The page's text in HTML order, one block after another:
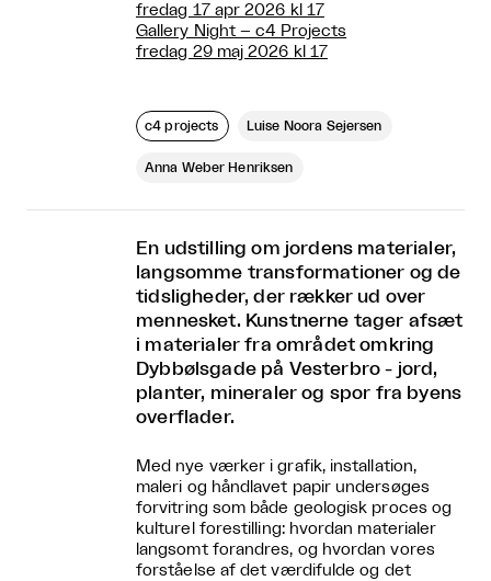
fredag 17 apr 2026 kl 17
Gallery Night – c4 Projects
fredag 29 maj 2026 kl 17
c4 projects Luise Noora Sejersen
Anna Weber Henriksen
En udstilling om jordens materialer,
langsomme transformationer og de
tidsligheder, der rækker ud over
mennesket. Kunstnerne tager afsæt
i materialer fra området omkring
Dybbølsgade på Vesterbro - jord,
planter, mineraler og spor fra byens
overflader.
Med nye værker i grafik, installation,
maleri og håndlavet papir undersøges
forvitring som både geologisk proces og
kulturel forestilling: hvordan materialer
langsomt forandres, og hvordan vores
forståelse af det værdifulde og det